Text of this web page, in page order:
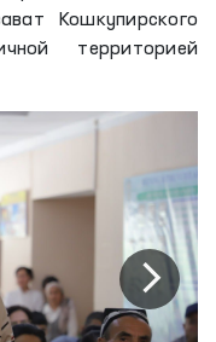
Кошкупирского
территорией